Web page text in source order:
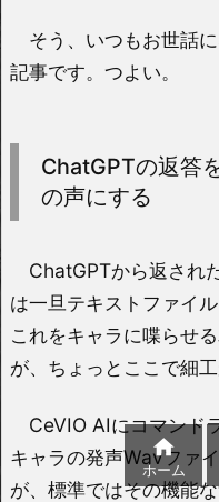
そう、いつもお世話
記事です。つよい。
ChatGPTの返答
の声にする
ChatGPTから返され
は一旦テキストファイ
これをキャラに喋らせ
が、ちょっとここで細
CeVIO AIにコマンド
キャラの発声Wavファ
が、標準ではその機能

ホーム